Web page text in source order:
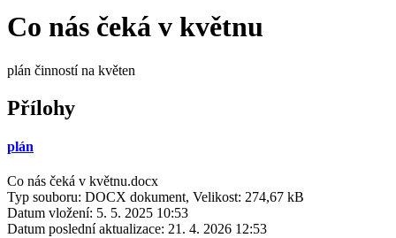
Co nás čeká v květnu
plán činností na květen
Přílohy
plán
Co nás čeká v květnu.docx
Typ souboru: DOCX dokument, Velikost: 274,67 kB
Datum vložení: 5. 5. 2025 10:53
Datum poslední aktualizace: 21. 4. 2026 12:53